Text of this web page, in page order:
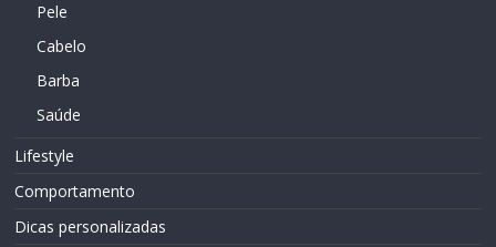
Pele
Cabelo
Barba
Saúde
Lifestyle
Comportamento
Dicas personalizadas